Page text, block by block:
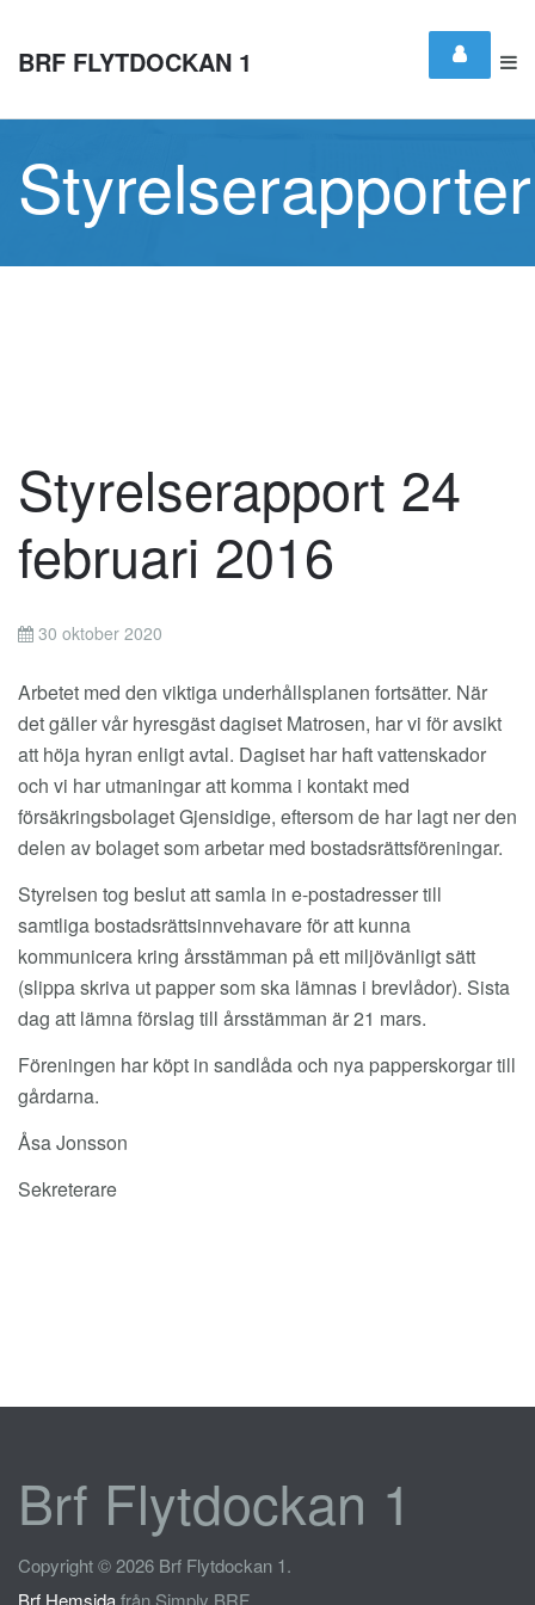
BRF FLYTDOCKAN 1
Styrelserapporter
Styrelserapport 24
februari 2016
30 oktober 2020
Arbetet med den viktiga underhållsplanen fortsätter. När
det gäller vår hyresgäst dagiset Matrosen, har vi för avsikt
att höja hyran enligt avtal. Dagiset har haft vattenskador
och vi har utmaningar att komma i kontakt med
försäkringsbolaget Gjensidige, eftersom de har lagt ner den
delen av bolaget som arbetar med bostadsrättsföreningar.
Styrelsen tog beslut att samla in e-postadresser till
samtliga bostadsrättsinnvehavare för att kunna
kommunicera kring årsstämman på ett miljövänligt sätt
(slippa skriva ut papper som ska lämnas i brevlådor). Sista
dag att lämna förslag till årsstämman är 21 mars.
Föreningen har köpt in sandlåda och nya papperskorgar till
gårdarna.
Åsa Jonsson
Sekreterare
Brf Flytdockan 1
Copyright © 2026 Brf Flytdockan 1.
Brf Hemsida från Simply BRF